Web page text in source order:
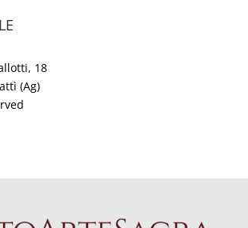
18
(Ag)